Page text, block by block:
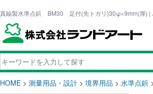
真鍮製水準点鋲 BM30 足付(先トガリ)30φ×9mm(厚) |
HOME > 測量用品・設計 > 境界用品 > 水準点鋲